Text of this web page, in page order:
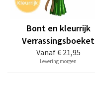
Vanaf€ 21,95
Bont en kleurrijk
Verrassingsboeket
Levering morgen